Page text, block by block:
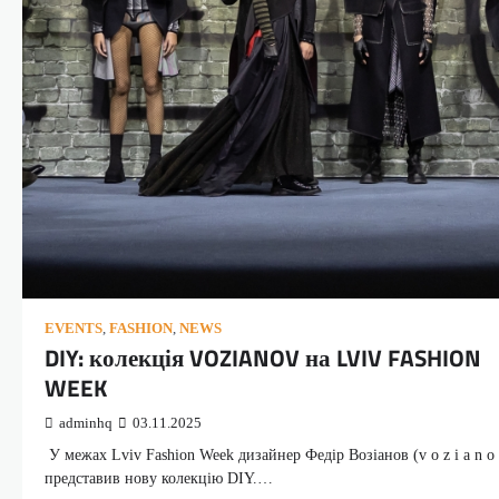
EVENTS FASHION NEWS
DIY: колекція VOZIANOV на LVIV FASHION
WEEK
adminhq 03.11.2025
У межах Lviv Fashion Week дизайнер Федір Возіанов (v o z i a n o
представив нову колекцію DIY.…